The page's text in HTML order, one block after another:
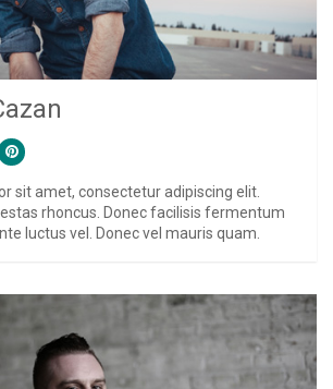
sit amet, consectetur adipiscing elit.
rhoncus. Donec facilisis fermentum
luctus vel. Donec vel mauris quam.